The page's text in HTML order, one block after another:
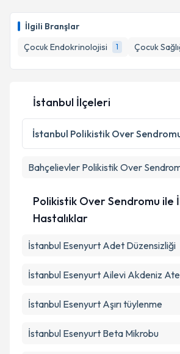
İlgili Branşlar
Çocuk Endokrinolojisi
1 Çocuk
E-posta Adresiniz
Kişisel verilerimin işlenmesine
Metni'ni okudum ve kişisel
kapsamda işlenmesini kabul
İstanbul İlçeleri
İstanbul Polikistik Over
Bahçelievler Polikistik Over
Polikistik Over Sendromu ile
Hastalıklar
İstanbul Esenyurt Adet Düzensizliği
İstanbul Esenyurt Ailevi Akdeniz
İstanbul Esenyurt Aşırı tüylenme
İstanbul Esenyurt Beta Mikrobu